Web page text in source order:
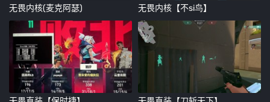
无畏内核(麦克阿瑟) 无畏内核【不si鸟】